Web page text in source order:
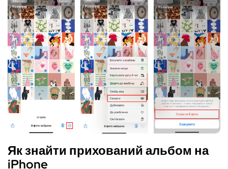
Як знайти прихований альбом на
iPhone